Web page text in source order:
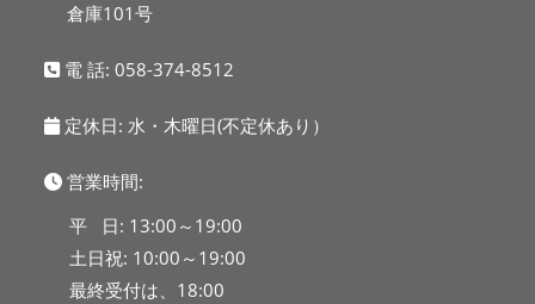
倉庫101号
電 話:058-374-8512
定休日: 水・木曜日(不定休あり）
営業時間:
平 日: 13:00～19:00
土日祝: 10:00～19:00
最終受付は、18:00